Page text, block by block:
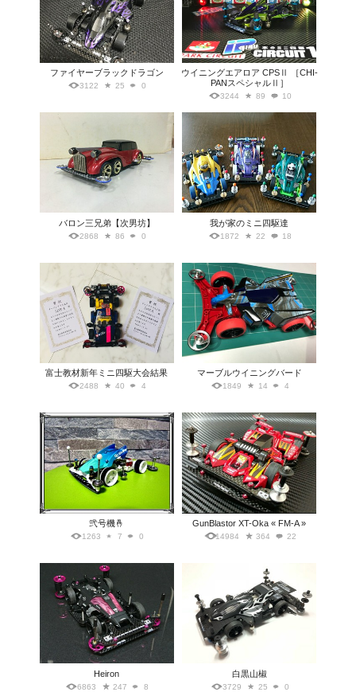
ファイヤーブラックドラゴン
3122 25 0
ウイニングエアロア CPSⅡ ［CHI-
PANスペシャルⅡ］
3244 89 10
バロン三兄弟【次男坊】
2868 86 0
我が家のミニ四駆達
1872 22 18
富士教材新年ミニ四駆大会結果
2488 40 4
マーブルウイニングバード
1849 14 4
弐号機🤞
1263 7 0
GunBlastor XT-Oka « FM-A »
14984 364 22
Heiron
6863 247 8
白黒山椒
3729 25 0